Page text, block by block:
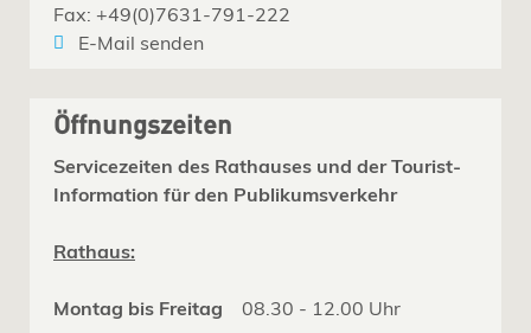
Fax: +49(0)7631-791-222
E-Mail senden
Öffnungszeiten
Servicezeiten des Rathauses und der Tourist-
Information für den Publikumsverkehr
Rathaus:
Montag bis Freitag 08.30 - 12.00 Uhr